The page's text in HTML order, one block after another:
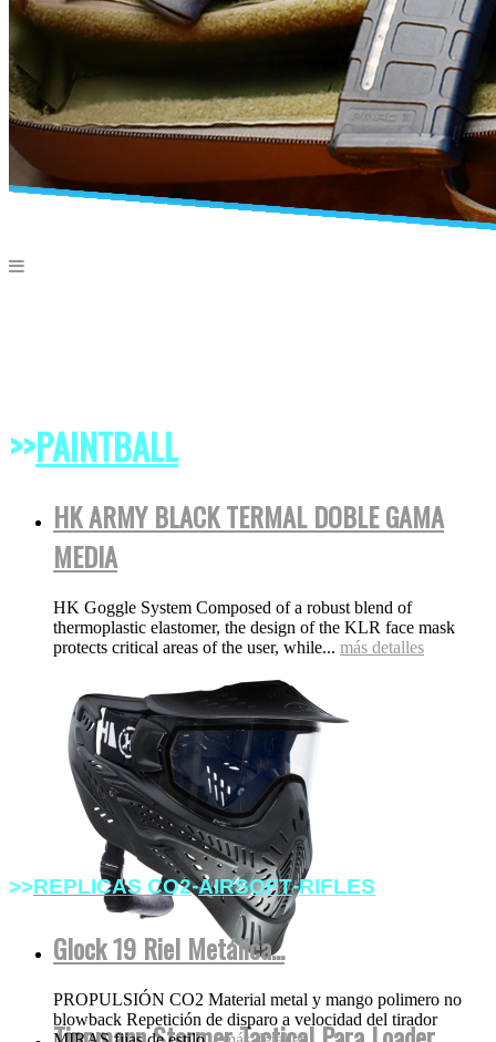
>>PAINTBALL
HK ARMY BLACK TERMAL DOBLE GAMA
MEDIA
HK Goggle System Composed of a robust blend of
thermoplastic elastomer, the design of the KLR face mask
protects critical areas of the user, while... más detalles
>>REPLICAS CO2-AIRSOFT-RIFLES
Glock 19 Riel Metálica...
PROPULSIÓN CO2 Material metal y mango polimero no
blowback Repetición de disparo a velocidad del tirador